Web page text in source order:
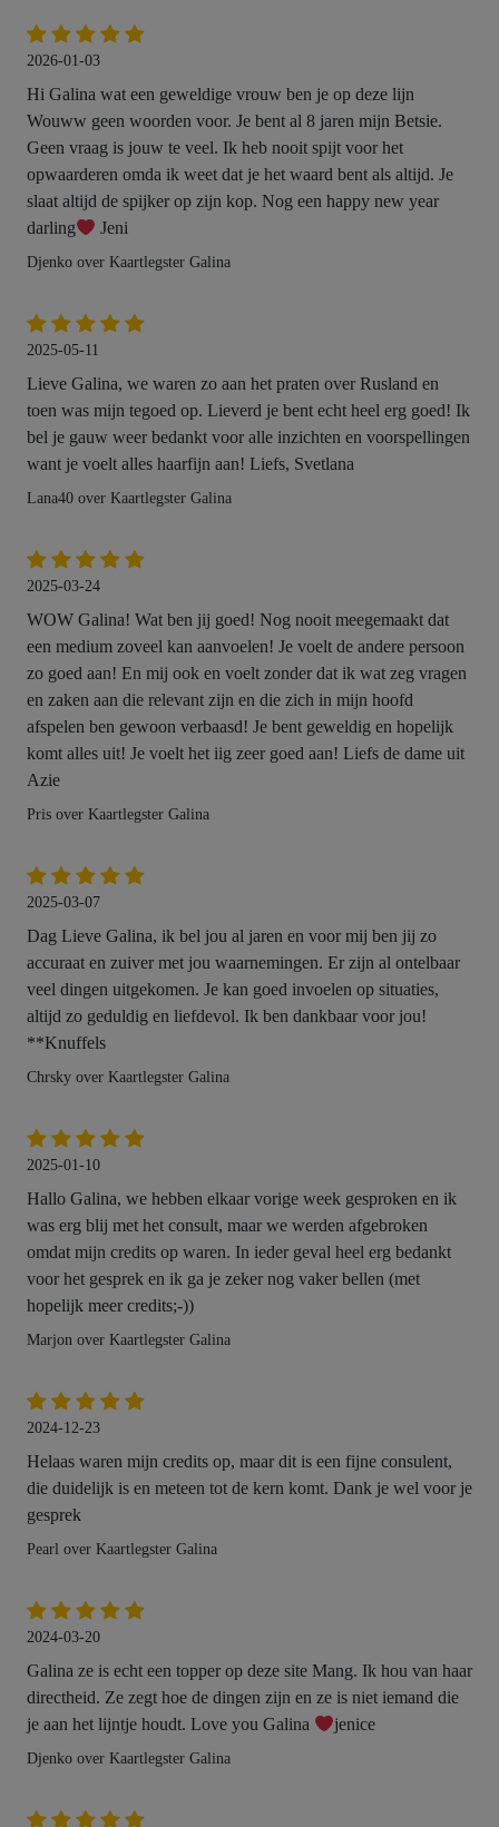
2026-01-03
Hi Galina wat een geweldige vrouw ben je op deze lijn
Wouww geen woorden voor. Je bent al 8 jaren mijn Betsie.
Geen vraag is jouw te veel. Ik heb nooit spijt voor het
opwaarderen omda ik weet dat je het waard bent als altijd. Je
slaat altijd de spijker op zijn kop. Nog een happy new year
darling
Jeni
Djenko over Kaartlegster Galina
2025-05-11
Lieve Galina, we waren zo aan het praten over Rusland en
toen was mijn tegoed op. Lieverd je bent echt heel erg goed! Ik
bel je gauw weer bedankt voor alle inzichten en voorspellingen
want je voelt alles haarfijn aan! Liefs, Svetlana
Lana40 over Kaartlegster Galina
2025-03-24
WOW Galina! Wat ben jij goed! Nog nooit meegemaakt dat
een medium zoveel kan aanvoelen! Je voelt de andere persoon
zo goed aan! En mij ook en voelt zonder dat ik wat zeg vragen
en zaken aan die relevant zijn en die zich in mijn hoofd
afspelen ben gewoon verbaasd! Je bent geweldig en hopelijk
komt alles uit! Je voelt het iig zeer goed aan! Liefs de dame uit
Azie
Pris over Kaartlegster Galina
2025-03-07
Dag Lieve Galina, ik bel jou al jaren en voor mij ben jij zo
accuraat en zuiver met jou waarnemingen. Er zijn al ontelbaar
veel dingen uitgekomen. Je kan goed invoelen op situaties,
altijd zo geduldig en liefdevol. Ik ben dankbaar voor jou!
**Knuffels
Chrsky over Kaartlegster Galina
2025-01-10
Hallo Galina, we hebben elkaar vorige week gesproken en ik
was erg blij met het consult, maar we werden afgebroken
omdat mijn credits op waren. In ieder geval heel erg bedankt
voor het gesprek en ik ga je zeker nog vaker bellen (met
hopelijk meer credits;-))
Marjon over Kaartlegster Galina
2024-12-23
Helaas waren mijn credits op, maar dit is een fijne consulent,
die duidelijk is en meteen tot de kern komt. Dank je wel voor je
gesprek
Pearl over Kaartlegster Galina
2024-03-20
Galina ze is echt een topper op deze site Mang. Ik hou van haar
directheid. Ze zegt hoe de dingen zijn en ze is niet iemand die
je aan het lijntje houdt. Love you Galina
jenice
Djenko over Kaartlegster Galina